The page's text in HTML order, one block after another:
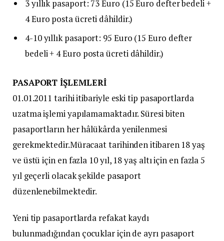
3 yıllık pasaport: 73 Euro (15 Euro defter bedeli +
4 Euro posta ücreti dâhildir.)
4-10 yıllık pasaport: 95 Euro (15 Euro defter
bedeli + 4 Euro posta ücreti dâhildir.)
PASAPORT İŞLEMLERİ
01.01.2011 tarihi itibariyle eski tip pasaportlarda
uzatma işlemi yapılamamaktadır. Süresi biten
pasaportların her hâlükârda yenilenmesi
gerekmektedir.Müracaat tarihinden itibaren 18 yaş
ve üstü için en fazla 10 yıl, 18 yaş altı için en fazla 5
yıl geçerli olacak şekilde pasaport
düzenlenebilmektedir.
Yeni tip pasaportlarda refakat kaydı
bulunmadığından çocuklar için de ayrı pasaport